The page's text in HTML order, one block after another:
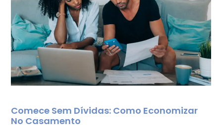
Comece Sem Dívidas: Como Economizar
No Casamento